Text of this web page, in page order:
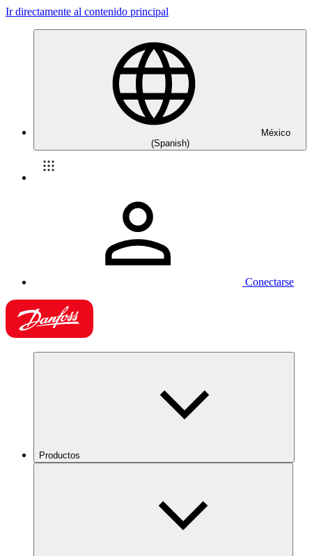
Ir directamente al contenido principal
México
(Spanish)
Conectarse
Productos